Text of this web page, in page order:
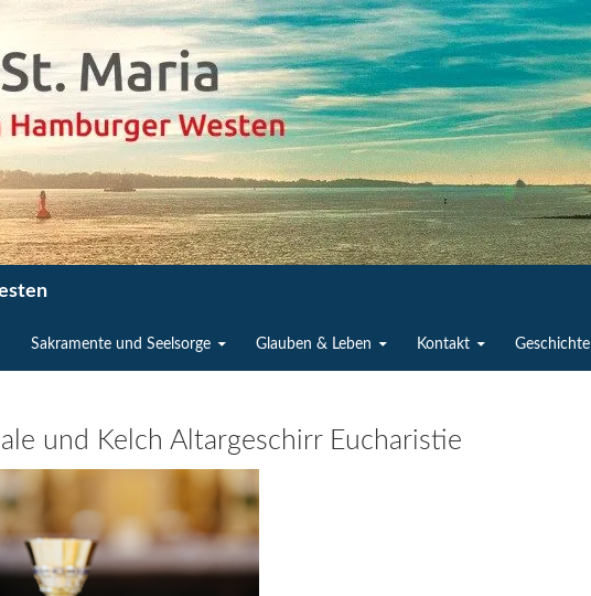
Sakramente und Seelsorge Glauben & Leben Kontakt Geschichte
und Kelch Altargeschirr Eucharistie